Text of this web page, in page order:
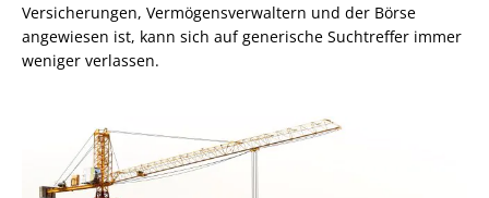
Versicherungen, Vermögensverwaltern und der Börse
angewiesen ist, kann sich auf generische Suchtreffer immer
weniger verlassen.